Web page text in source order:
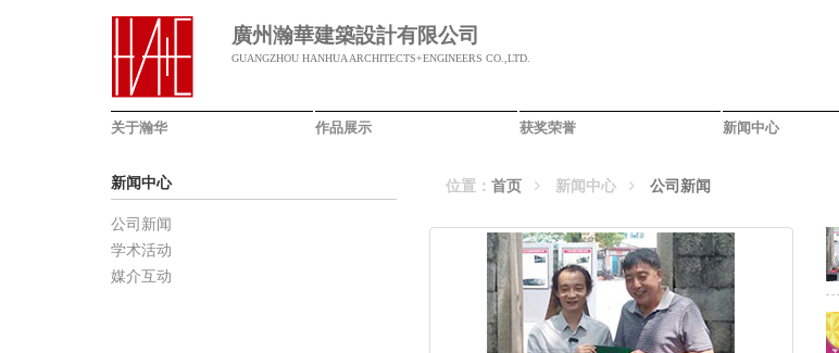
廣州瀚華建築設計有限公司
GUANGZHOU HANHUA ARCHITECTS+ENGINEERS CO.,LTD.
关于瀚华 作品展示 获奖荣誉 新闻中心
新闻中心
公司新闻
学术活动
媒介互动
位置： 首页 新闻中心 公司新闻